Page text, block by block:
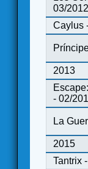
03/2012
Caylus
2013
- 02/
La
2015
Tantrix